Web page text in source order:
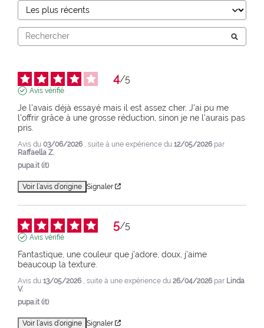
4/5
Avis vérifié
Je l'avais déjà essayé mais il est assez cher. J'ai pu me
l'offrir grâce à une grosse réduction, sinon je ne l'aurais pas
pris.
Avis du 03/06/2026 , suite à une expérience du 12/05/2026 par
Raffaella Z.
pupa.it (it)
Voir l’avis d’origine Signaler
5/5
Avis vérifié
Fantastique, une couleur que j'adore, doux, j'aime
beaucoup la texture.
Avis du 13/05/2026 , suite à une expérience du 26/04/2026 par Linda
V.
pupa.it (it)
Voir l’avis d’origine Signaler